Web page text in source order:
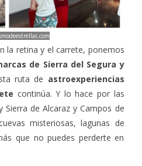
la retina y el carrete, ponemos
de Sierra del Segura y
ruta de astroexperiencias
continúa. Y lo hace por las
Sierra de Alcaraz y Campos de
misteriosas, lagunas de
que no puedes perderte en